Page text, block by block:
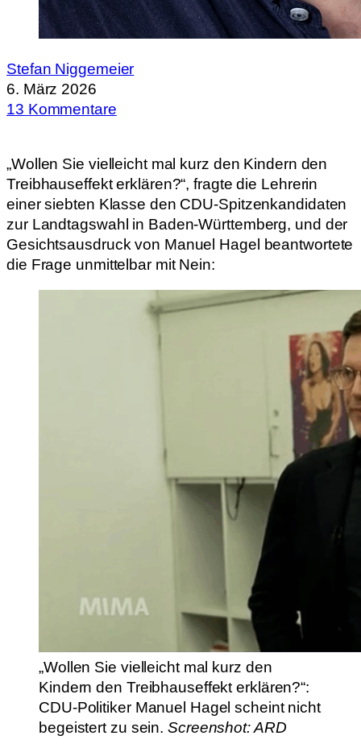
Stefan Niggemeier
6. März 2026
13 Kommentare
„Wollen Sie vielleicht mal kurz den Kindern den
Treibhauseffekt erklären?“, fragte die Lehrerin
einer siebten Klasse den CDU-Spitzenkandidaten
zur Landtagswahl in Baden-Württemberg, und der
Gesichtsausdruck von Manuel Hagel beantwortete
die Frage unmittelbar mit Nein:
„Wollen Sie vielleicht mal kurz den
Kindern den Treibhauseffekt erklären?“:
CDU-Politiker Manuel Hagel scheint nicht
begeistert zu sein. Screenshot: ARD